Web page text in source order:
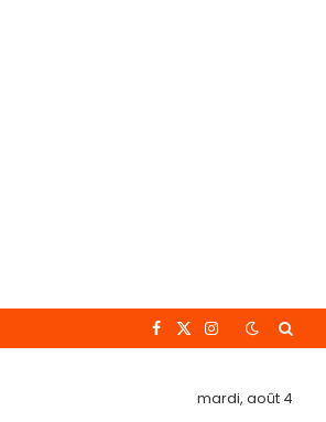
Facebook
X
Instagram
mardi, août 4